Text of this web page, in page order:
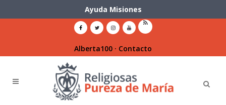
Ayuda Misiones
Alberta100 · Contacto